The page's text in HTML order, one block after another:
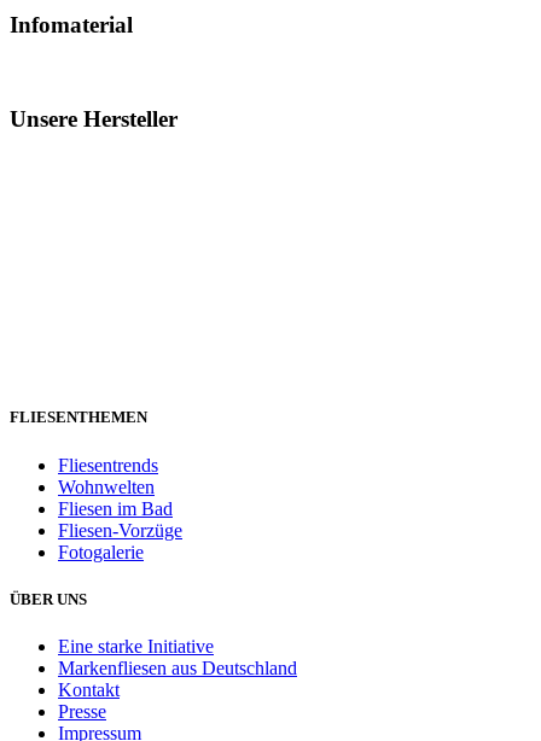
Infomaterial
Unsere Hersteller
FLIESENTHEMEN
Fliesentrends
Wohnwelten
Fliesen im Bad
Fliesen-Vorzüge
Fotogalerie
ÜBER UNS
Eine starke Initiative
Markenfliesen aus Deutschland
Kontakt
Presse
Impressum